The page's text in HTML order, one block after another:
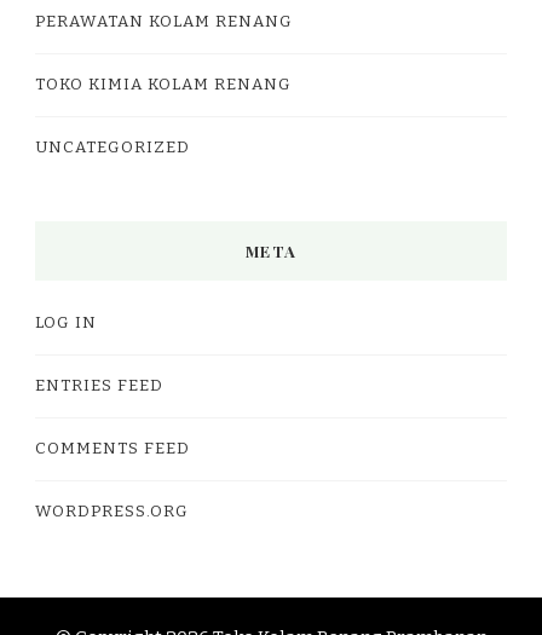
PERAWATAN KOLAM RENANG
TOKO KIMIA KOLAM RENANG
UNCATEGORIZED
META
LOG IN
ENTRIES FEED
COMMENTS FEED
WORDPRESS.ORG